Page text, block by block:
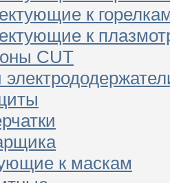
к
к
CUT
к маскам